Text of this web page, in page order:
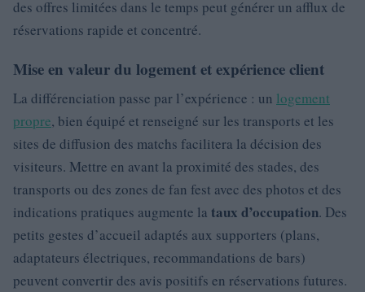
des offres limitées dans le temps peut générer un afflux de
réservations rapide et concentré.
Mise en valeur du logement et expérience client
La différenciation passe par l’expérience : un logement
propre, bien équipé et renseigné sur les transports et les
sites de diffusion des matchs facilitera la décision des
visiteurs. Mettre en avant la proximité des stades, des
transports ou des zones de fan fest avec des photos et des
indications pratiques augmente la taux d’occupation. Des
petits gestes d’accueil adaptés aux supporters (plans,
adaptateurs électriques, recommandations de bars)
peuvent convertir des avis positifs en réservations futures.